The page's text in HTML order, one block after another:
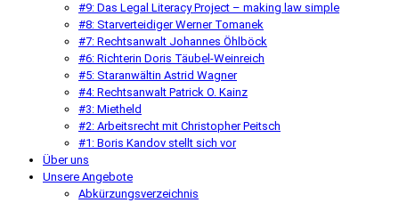
#9: Das Legal Literacy Project – making law simple
#8: Starverteidiger Werner Tomanek
#7: Rechtsanwalt Johannes Öhlböck
#6: Richterin Doris Täubel-Weinreich
#5: Staranwältin Astrid Wagner
#4: Rechtsanwalt Patrick O. Kainz
#3: Mietheld
#2: Arbeitsrecht mit Christopher Peitsch
#1: Boris Kandov stellt sich vor
Über uns
Unsere Angebote
Abkürzungsverzeichnis